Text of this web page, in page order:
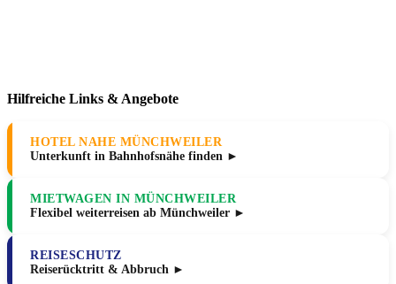
Hilfreiche Links & Angebote
HOTEL NAHE MÜNCHWEILER
Unterkunft in Bahnhofsnähe finden ►
MIETWAGEN IN MÜNCHWEILER
Flexibel weiterreisen ab Münchweiler ►
REISESCHUTZ
Reiserücktritt & Abbruch ►